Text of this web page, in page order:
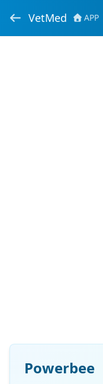
VetMed APP
Powerbee